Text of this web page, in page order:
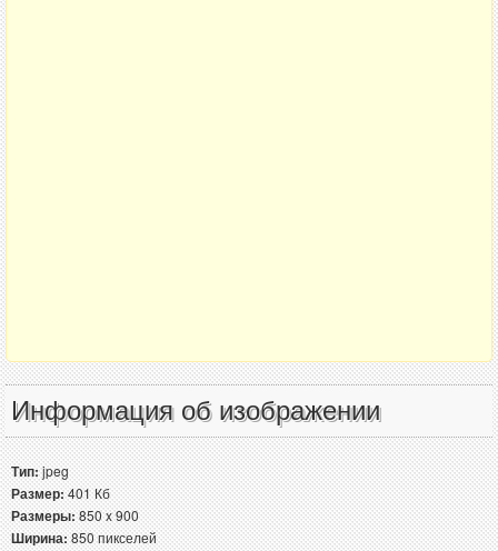
Информация об изображении
Тип:jpeg
Размер:401 Кб
Размеры:850 x 900
Ширина:850 пикселей